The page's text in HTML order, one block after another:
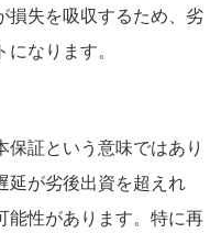
損失を吸収するため、劣
なります。
保証という意味ではあり
延が劣後出資を超えれ
能性があります。特に再